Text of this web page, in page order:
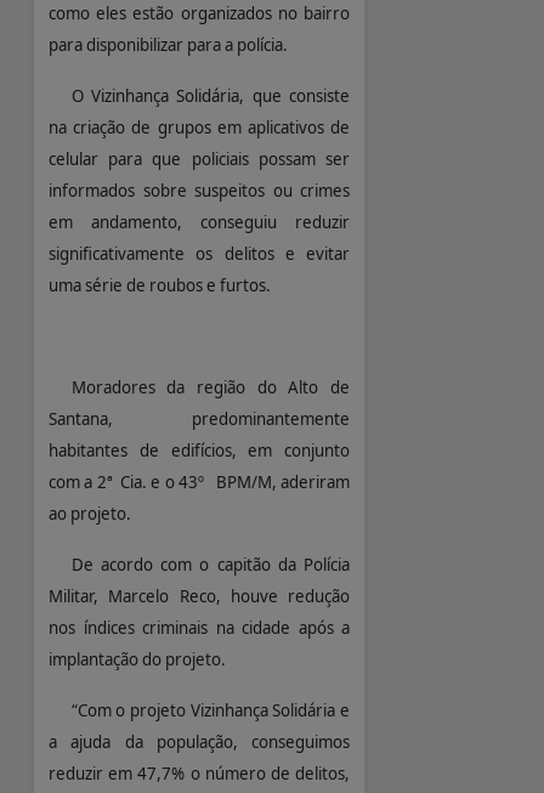
como eles estão organizados no bairro
para disponibilizar para a polícia.
O Vizinhança Solidária, que consiste
na criação de grupos em aplicativos de
celular para que policiais possam ser
informados sobre suspeitos ou crimes
em andamento, conseguiu reduzir
significativamente os delitos e evitar
uma série de roubos e furtos.
Moradores da região do Alto de
Santana, predominantemente
habitantes de edifícios, em conjunto
com a 2ª Cia. e o 43º BPM/M, aderiram
ao projeto.
De acordo com o capitão da Polícia
Militar, Marcelo Reco, houve redução
nos índices criminais na cidade após a
implantação do projeto.
“Com o projeto Vizinhança Solidária e
a ajuda da população, conseguimos
reduzir em 47,7% o número de delitos,